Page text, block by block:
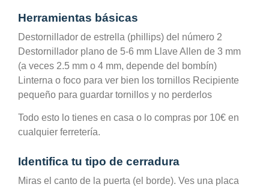
Herramientas básicas
Destornillador de estrella (phillips) del número 2
Destornillador plano de 5-6 mm Llave Allen de 3 mm
(a veces 2.5 mm o 4 mm, depende del bombín)
Linterna o foco para ver bien los tornillos Recipiente
pequeño para guardar tornillos y no perderlos
Todo esto lo tienes en casa o lo compras por 10€ en
cualquier ferretería.
Identifica tu tipo de cerradura
Miras el canto de la puerta (el borde). Ves una placa